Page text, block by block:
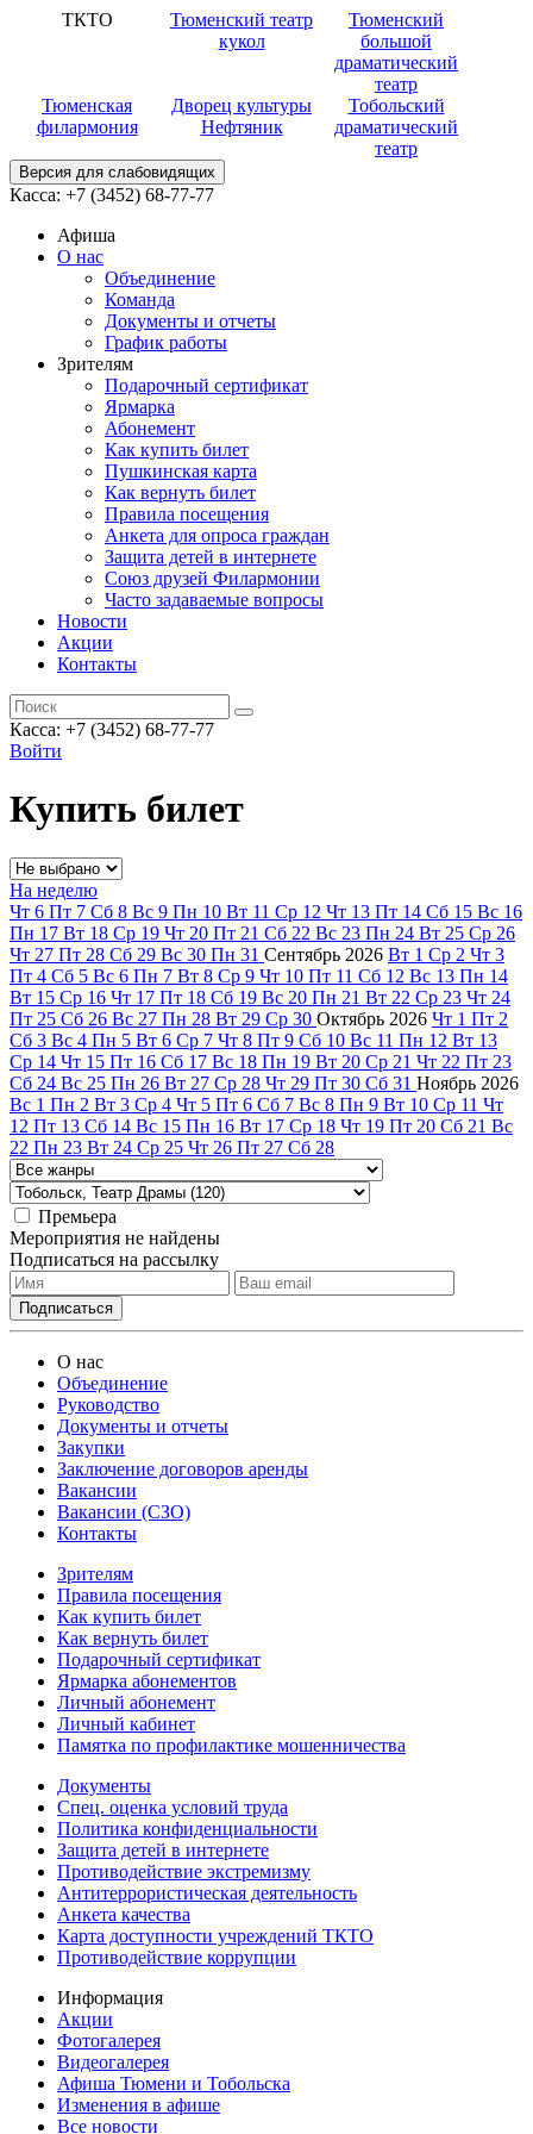
ТКТО
Тюменский театр
кукол
Тюменский
большой
драматический
театр
Тюменская
филармония
Дворец культуры
Нефтяник
Тобольский
драматический
театр
Версия для слабовидящих
Касса: +7 (3452) 68-77-77
Афиша
О нас
Объединение
Команда
Документы и отчеты
График работы
Зрителям
Подарочный сертификат
Ярмарка
Абонемент
Как купить билет
Пушкинская карта
Как вернуть билет
Правила посещения
Анкета для опроса граждан
Защита детей в интернете
Союз друзей Филармонии
Часто задаваемые вопросы
Новости
Акции
Контакты
Касса: +7 (3452) 68-77-77
Войти
Купить билет
На неделю
Чт 6 Пт 7 Сб 8 Вс 9 Пн 10 Вт 11 Ср 12 Чт 13 Пт 14 Сб 15 Вс 16
Пн 17 Вт 18 Ср 19 Чт 20 Пт 21 Сб 22 Вс 23 Пн 24 Вт 25 Ср 26
Чт 27 Пт 28 Сб 29 Вс 30 Пн 31 Сентябрь 2026 Вт 1 Ср 2 Чт 3
Пт 4 Сб 5 Вс 6 Пн 7 Вт 8 Ср 9 Чт 10 Пт 11 Сб 12 Вс 13 Пн 14
Вт 15 Ср 16 Чт 17 Пт 18 Сб 19 Вс 20 Пн 21 Вт 22 Ср 23 Чт 24
Пт 25 Сб 26 Вс 27 Пн 28 Вт 29 Ср 30 Октябрь 2026 Чт 1 Пт 2
Сб 3 Вс 4 Пн 5 Вт 6 Ср 7 Чт 8 Пт 9 Сб 10 Вс 11 Пн 12 Вт 13
Ср 14 Чт 15 Пт 16 Сб 17 Вс 18 Пн 19 Вт 20 Ср 21 Чт 22 Пт 23
Сб 24 Вс 25 Пн 26 Вт 27 Ср 28 Чт 29 Пт 30 Сб 31 Ноябрь 2026
Вс 1 Пн 2 Вт 3 Ср 4 Чт 5 Пт 6 Сб 7 Вс 8 Пн 9 Вт 10 Ср 11 Чт
12 Пт 13 Сб 14 Вс 15 Пн 16 Вт 17 Ср 18 Чт 19 Пт 20 Сб 21 Вс
22 Пн 23 Вт 24 Ср 25 Чт 26 Пт 27 Сб 28
Премьера
Мероприятия не найдены
Подписаться на рассылку
О нас
Объединение
Руководство
Документы и отчеты
Закупки
Заключение договоров аренды
Вакансии
Вакансии (СЗО)
Контакты
Зрителям
Правила посещения
Как купить билет
Как вернуть билет
Подарочный сертификат
Ярмарка абонементов
Личный абонемент
Личный кабинет
Памятка по профилактике мошенничества
Документы
Спец. оценка условий труда
Политика конфиденциальности
Защита детей в интернете
Противодействие экстремизму
Антитеррористическая деятельность
Анкета качества
Карта доступности учреждений ТКТО
Противодействие коррупции
Информация
Акции
Фотогалерея
Видеогалерея
Афиша Тюмени и Тобольска
Изменения в афише
Все новости